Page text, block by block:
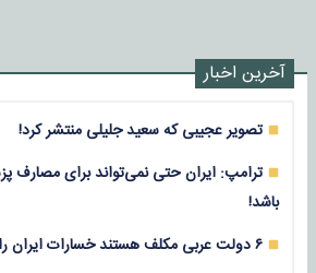
آخرین اخبار
تصویر عجیبی که سعید جلیلی منتشر کرد!
ترامپ: ایران حتی نمی‌تواند برای مصارف
باشد!
۶ دولت عربی مکلف هستند خسارات ایران را جبران کنند